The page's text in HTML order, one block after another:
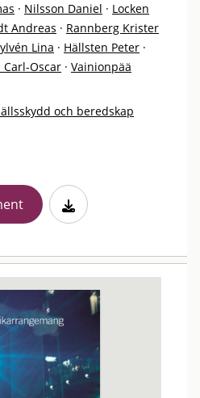
· Nilsson Daniel · Locken
Andreas · Rannberg Krister
Lina · Hällsten Peter ·
Carl-Oscar · Vainionpää
och beredskap